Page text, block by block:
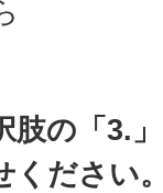
肢の「3.
ください